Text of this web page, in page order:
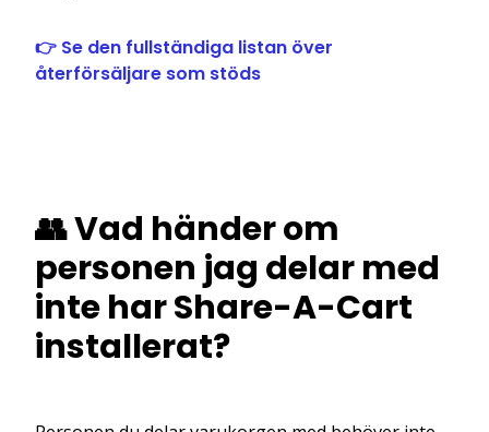
👉 Se den fullständiga listan över
återförsäljare som stöds
👥 Vad händer om
personen jag delar med
inte har Share-A-Cart
installerat?